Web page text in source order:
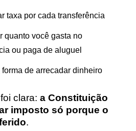
taxa por cada transferência
quanto você gasta no
ou paga de aluguel
de arrecadar dinheiro
clara: a Constituição
imposto só porque o
.